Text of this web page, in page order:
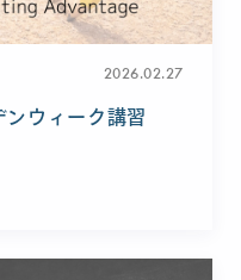
2026.02.27
ンウィーク講習